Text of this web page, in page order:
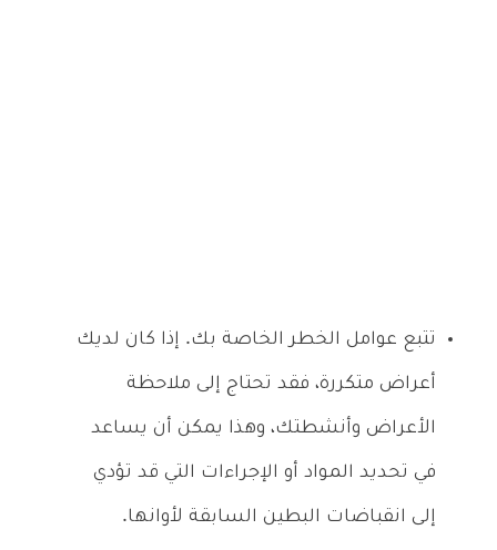
تتبع عوامل الخطر الخاصة بك. إذا كان لديك
أعراض متكررة، فقد تحتاج إلى ملاحظة
الأعراض وأنشطتك، وهذا يمكن أن يساعد
في تحديد المواد أو الإجراءات التي قد تؤدي
إلى انقباضات البطين السابقة لأوانها.